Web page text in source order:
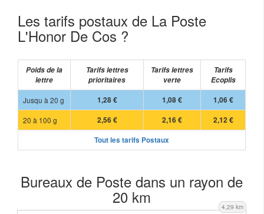
Les tarifs postaux de La Poste
L'Honor De Cos ?
Poids de la
lettre
Tarifs lettres
prioritaires
Tarifs lettres
verte
Tarifs
Ecoplis
Jusqu à 20 g
1,28 € 1,08 €
1,06 €
20 à 100 g
2,56 € 2,16 €
2,12 €
Tout les tarifs Postaux
Bureaux de Poste dans un rayon de
20 km 4,29 km